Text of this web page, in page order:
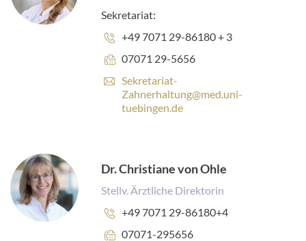
Sekretariat:
Phone
+49 7071 29-86180 + 3
Fax
07071 29-5656
E
-
m
a
d
d
e
s
Sekretariat-
Zahnerhaltung@med.uni-
tuebingen.de
Dr. Christiane von Ohle
Stellv. Ärztliche Direktorin
Phone
+49 7071 29-86180+4
Fax
07071-295656